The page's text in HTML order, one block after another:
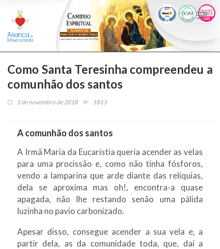
Como Santa Teresinha compreendeu a
comunhão dos santos
1 de novembro de 2018 1813
A comunhão dos santos
A Irmã Maria da Eucaristia queria acender as velas
para uma procissão e, como não tinha fósforos,
vendo a lamparina que arde diante das relíquias,
dela se aproxima mas oh!, encontra-a quase
apagada, não lhe restando senão uma pálida
luzinha no pavio carbonizado.
Apesar disso, consegue acender a sua vela e, a
partir dela, as da comunidade toda, que, daí a